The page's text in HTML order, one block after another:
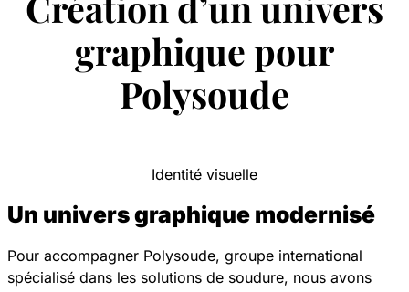
graphique pour
Polysoude
Identité visuelle
Un univers graphique modernisé
Pour accompagner Polysoude, groupe international
spécialisé dans les solutions de soudure, nous avons